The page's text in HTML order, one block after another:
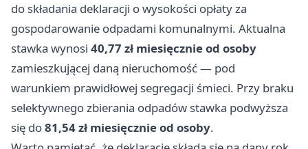
do składania deklaracji o wysokości opłaty za
gospodarowanie odpadami komunalnymi. Aktualna
stawka wynosi 40,77 zł miesięcznie od osoby
zamieszkującej daną nieruchomość — pod
warunkiem prawidłowej segregacji śmieci. Przy braku
selektywnego zbierania odpadów stawka podwyższa
się do81,54 zł miesięcznie od osoby.